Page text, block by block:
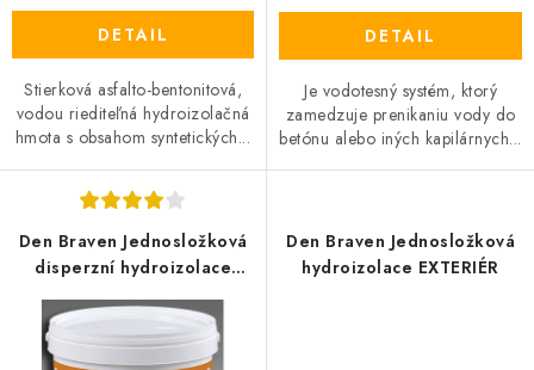
DETAIL
Stierková asfalto-bentonitová,
vodou riediteľná hydroizolačná
hmota s obsahom syntetických...
DETAIL
Je vodotesný systém, ktorý
zamedzuje prenikaniu vody do
betónu alebo iných kapilárnych...
Den Braven Jednosložková
disperzní hydroizolace
Den Braven Jednosložková
hydroizolace EXTERIÉR